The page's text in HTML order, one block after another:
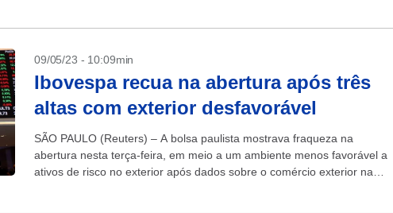
09/05/23 - 10:09min
Ibovespa recua na abertura após três
altas com exterior desfavorável
SÃO PAULO (Reuters) – A bolsa paulista mostrava fraqueza na
abertura nesta terça-feira, em meio a um ambiente menos favorável a
ativos de risco no exterior após dados sobre o comércio exterior na